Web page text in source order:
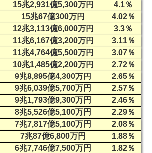
15兆2,931億5,300万円
4.1％
15兆67億300万円
4.02％
12兆3,113億6,000万円
3.3％
11兆6,167億3,200万円
3.11％
11兆4,764億5,500万円
3.07％
10兆1,485億2,200万円
2.72％
9兆8,895億4,300万円
2.65％
9兆6,039億5,700万円
2.57％
9兆1,793億9,300万円
2.46％
8兆5,526億5,100万円
2.29％
7兆7,817億5,100万円
2.08％
7兆87億6,800万円
1.88％
6兆7,746億7,500万円
1.82％